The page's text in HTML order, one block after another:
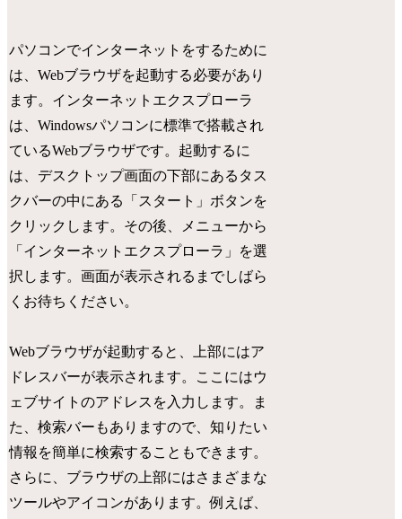
パソコンでインターネットをするために
は、Webブラウザを起動する必要があり
ます。インターネットエクスプローラ
は、Windowsパソコンに標準で搭載され
ているWebブラウザです。起動するに
は、デスクトップ画面の下部にあるタス
クバーの中にある「スタート」ボタンを
クリックします。その後、メニューから
「インターネットエクスプローラ」を選
択します。画面が表示されるまでしばら
くお待ちください。
Webブラウザが起動すると、上部にはア
ドレスバーが表示されます。ここにはウ
ェブサイトのアドレスを入力します。ま
た、検索バーもありますので、知りたい
情報を簡単に検索することもできます。
さらに、ブラウザの上部にはさまざまな
ツールやアイコンがあります。例えば、